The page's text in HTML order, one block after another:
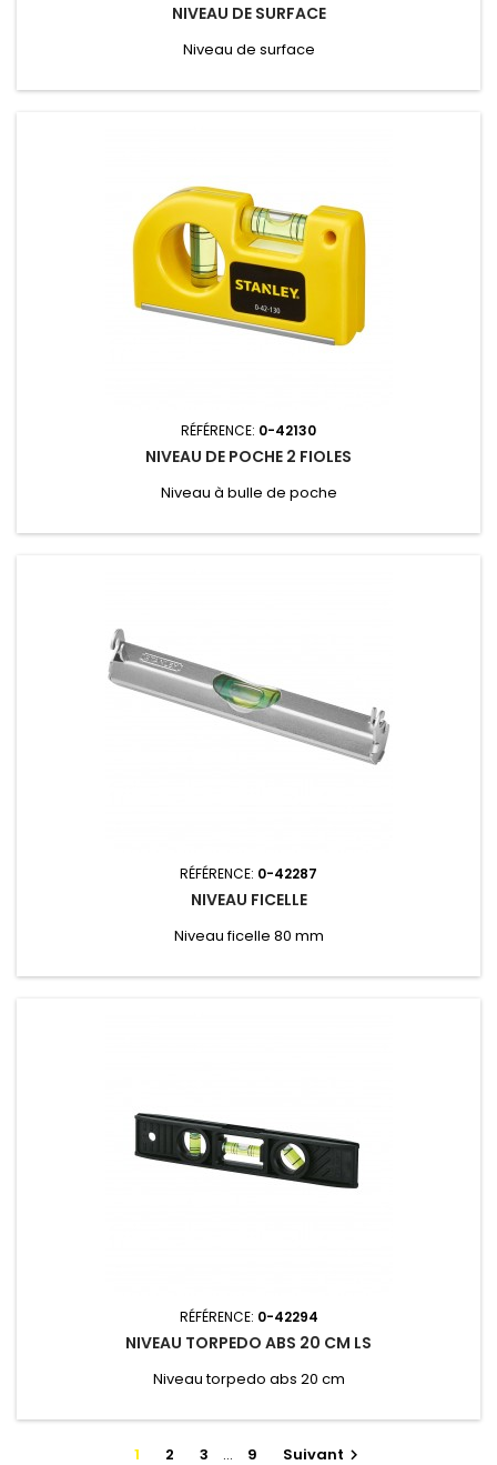
NIVEAU DE SURFACE
Niveau de surface
RÉFÉRENCE: 0-42130
NIVEAU DE POCHE 2 FIOLES
Niveau à bulle de poche
RÉFÉRENCE: 0-42287
NIVEAU FICELLE
Niveau ficelle 80 mm
RÉFÉRENCE: 0-42294
NIVEAU TORPEDO ABS 20 CM LS
Niveau torpedo abs 20 cm
1 2 3 … 9 Suivant 